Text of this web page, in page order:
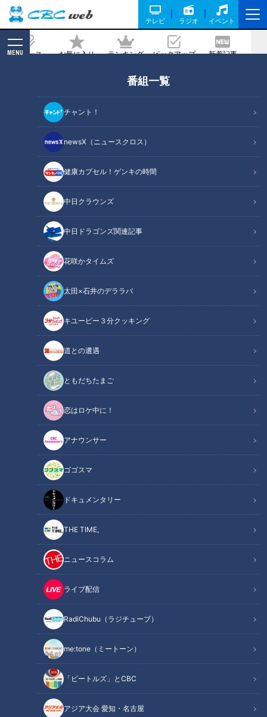
テレビ ラジオ イベント
ニュース お気に入り ランキング ピックアップ 新着記事
MENU
番組一覧
チャント！
newsX（ニュースクロス）
健康カプセル！ゲンキの時間
中日クラウンズ
中日ドラゴンズ関連記事
花咲かタイムズ
太田×石井のデララバ
キユーピー３分クッキング
道との遭遇
ともだちたまご
恋はロケ中に！
アナウンサー
ゴゴスマ
ドキュメンタリー
THE TIME,
ニュースコラム
ライブ配信
RadiChubu（ラジチューブ）
me:tone（ミートーン）
「ビートルズ」とCBC
アジア大会 愛知・名古屋
の不安！ ドラゴンズ1位指名は即戦力投
手？それとも強打の内野手？
記事に戻る
「サンデードラゴンズ」より(C)CBCテレビ
この記事の画像（全6枚）
記事に戻る
この記事を見たあなたへのおすすめ
【禁断コラボ？】CBC「チャン
ト！」に「ドデスカ！」の竹田
アナ＆ウルフィが！？ライバル
局同士のコラボの裏側を大公